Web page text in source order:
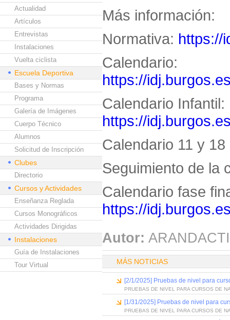
Actualidad
Artículos
Entrevistas
Instalaciones
Vuelta ciclista
Escuela Deportiva
Bases y Normas
Programa
Galería de Imágenes
Cuerpo Técnico
Alumnos
Solicitud de Inscripción
Clubes
Directorio
Cursos y Actividades
Enseñanza Reglada
Cursos Monográficos
Actividades Dirigidas
Instalaciones
Guía de Instalaciones
Tour Virtual
Más información:
Normativa: https://
Calendario:
https://
Calendario Infantil:
https://
Calendario 11 y
Seguimiento de la
Calendario fase
https://
Autor:
MÁS NOTICIAS
[2/1/2025] Pruebas de nivel para
PRUEBAS DE NIVEL PARA CURSOS DE
[1/31/2025] Pruebas de nivel para
PRUEBAS DE NIVEL PARA CURSOS DE